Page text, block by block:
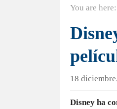
You are here:
18
Disney ha